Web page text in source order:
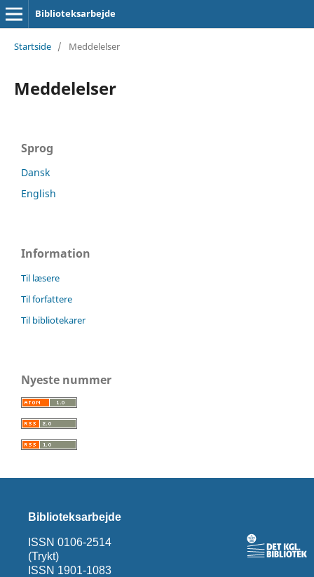
Biblioteksarbejde
Startside / Meddelelser
Meddelelser
Sprog
Dansk
English
Information
Til læsere
Til forfattere
Til bibliotekarer
Nyeste nummer
Biblioteksarbejde
ISSN 0106-2514
(Trykt)
ISSN 1901-1083